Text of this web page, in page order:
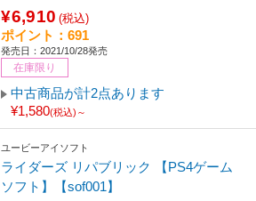
¥6,910 (税込)
ポイント：691
発売日：2021/10/28発売
在庫限り
中古商品が計2点あります
¥1,580(税込)～
ユービーアイソフト
ライダーズ リパブリック 【PS4ゲーム
ソフト】【sof001】